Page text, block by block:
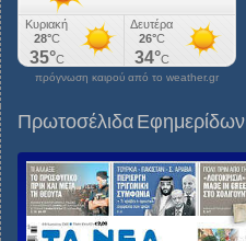
πρόγνωση καιρού από το weather.gr
Πρωτοσέλιδα Εφημερίδων